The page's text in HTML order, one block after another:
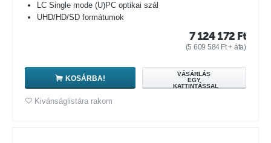
LC Single mode (U)PC optikai szál
UHD/HD/SD formátumok
7 124 172 Ft
(5 609 584 Ft+ áfa)
KOSÁRBA!
VÁSÁRLÁS
EGY
KATTINTÁSSAL
Kivánságlistára rakom